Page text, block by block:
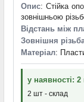
Опис: Стійка
зовнішньою
Відстань між
Зовнішня
Матеріал:
у наявності: 2
2 шт - склад